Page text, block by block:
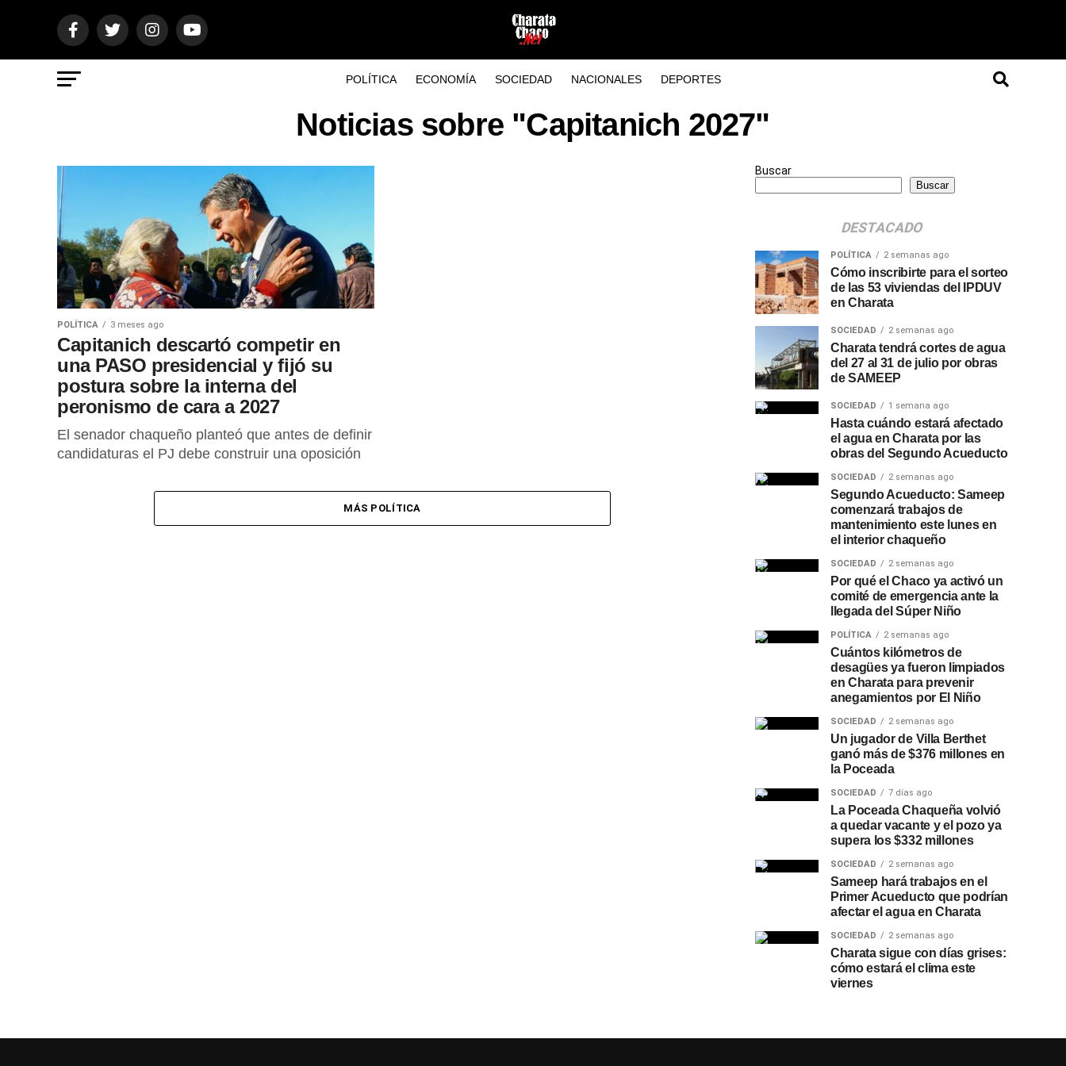
POLÍTICA ECONOMÍA SOCIEDAD NACIONALES DEPORTES
Noticias sobre "Capitanich 2027"
POLÍTICA 3 meses ago
Capitanich descartó competir en
una PASO presidencial y fijó su
postura sobre la interna del
peronismo de cara a 2027
El senador chaqueño planteó que antes de definir
candidaturas el PJ debe construir una oposición
partidos de todo el país.
MÁS POLÍTICA
Buscar
Buscar
DESTACADO
POLÍTICA 2 semanas ago
Cómo inscribirte para el sorteo
de las 53 viviendas del IPDUV
en Charata
SOCIEDAD 2 semanas ago
Charata tendrá cortes de agua
del 27 al 31 de julio por obras
de SAMEEP
SOCIEDAD 1 semana ago
Hasta cuándo estará afectado
el agua en Charata por las
obras del Segundo Acueducto
SOCIEDAD 2 semanas ago
Segundo Acueducto: Sameep
comenzará trabajos de
mantenimiento este lunes en
el interior chaqueño
SOCIEDAD 2 semanas ago
Por qué el Chaco ya activó un
comité de emergencia ante la
llegada del Súper Niño
POLÍTICA 2 semanas ago
Cuántos kilómetros de
desagües ya fueron limpiados
en Charata para prevenir
anegamientos por El Niño
SOCIEDAD 2 semanas ago
Un jugador de Villa Berthet
ganó más de $376 millones en
la Poceada
SOCIEDAD 7 días ago
La Poceada Chaqueña volvió
a quedar vacante y el pozo ya
supera los $332 millones
SOCIEDAD 2 semanas ago
Sameep hará trabajos en el
Primer Acueducto que podrían
afectar el agua en Charata
SOCIEDAD 2 semanas ago
Charata sigue con días grises:
cómo estará el clima este
viernes